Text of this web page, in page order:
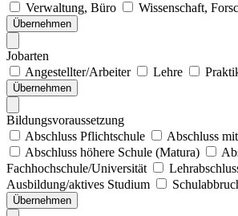
Verwaltung, Büro
Wissenschaft,
Übernehmen
Jobarten
Angestellter/Arbeiter
Lehre
Übernehmen
Bildungsvoraussetzung
Abschluss Pflichtschule
Abschluss
Abschluss höhere Schule (Matura)
Fachhochschule/Universität
Ausbildung/aktives Studium
Übernehmen